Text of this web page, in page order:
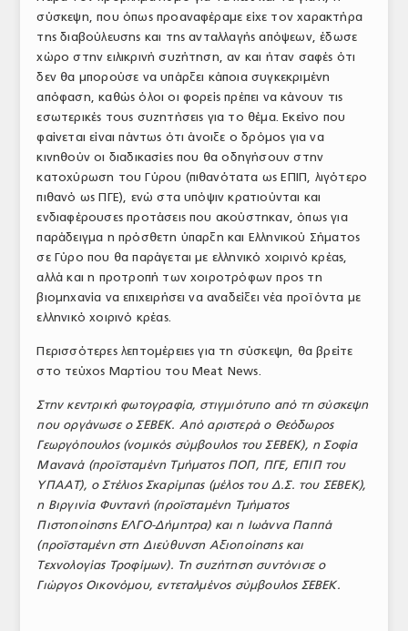
σύσκεψη, που όπως προαναφέραμε είχε τον χαρακτήρα
της διαβούλευσης και της ανταλλαγής απόψεων, έδωσε
χώρο στην ειλικρινή συζήτηση, αν και ήταν σαφές ότι
δεν θα μπορούσε να υπάρξει κάποια συγκεκριμένη
απόφαση, καθώς όλοι οι φορείς πρέπει να κάνουν τις
εσωτερικές τους συζητήσεις για το θέμα. Εκείνο που
φαίνεται είναι πάντως ότι άνοιξε ο δρόμος για να
κινηθούν οι διαδικασίες που θα οδηγήσουν στην
κατοχύρωση του Γύρου (πιθανότατα ως ΕΠΙΠ, λιγότερο
πιθανό ως ΠΓΕ), ενώ στα υπόψιν κρατιούνται και
ενδιαφέρουσες προτάσεις που ακούστηκαν, όπως για
παράδειγμα η πρόσθετη ύπαρξη και Ελληνικού Σήματος
σε Γύρο που θα παράγεται με ελληνικό χοιρινό κρέας,
αλλά και η προτροπή των χοιροτρόφων προς τη
βιομηχανία να επιχειρήσει να αναδείξει νέα προϊόντα με
ελληνικό χοιρινό κρέας.
Περισσότερες λεπτομέρειες για τη σύσκεψη, θα βρείτε
στο τεύχος Μαρτίου του Meat News.
Στην κεντρική φωτογραφία, στιγμιότυπο από τη σύσκεψη
που οργάνωσε ο ΣΕΒΕΚ. Από αριστερά ο Θεόδωρος
Γεωργόπουλος (νομικός σύμβουλος του ΣΕΒΕΚ), η Σοφία
Μανανά (προϊσταμένη Τμήματος ΠΟΠ, ΠΓΕ, ΕΠΙΠ του
ΥΠΑΑΤ), ο Στέλιος Σκαρίμπας (μέλος του Δ.Σ. του ΣΕΒΕΚ),
η Βιργινία Φυντανή (προϊσταμένη Τμήματος
Πιστοποίησης ΕΛΓΟ-Δήμητρα) και η Ιωάννα Παππά
(προϊσταμένη στη Διεύθυνση Αξιοποίησης και
Τεχνολογίας Τροφίμων). Τη συζήτηση συντόνισε ο
Γιώργος Οικονόμου, εντεταλμένος σύμβουλος ΣΕΒΕΚ.